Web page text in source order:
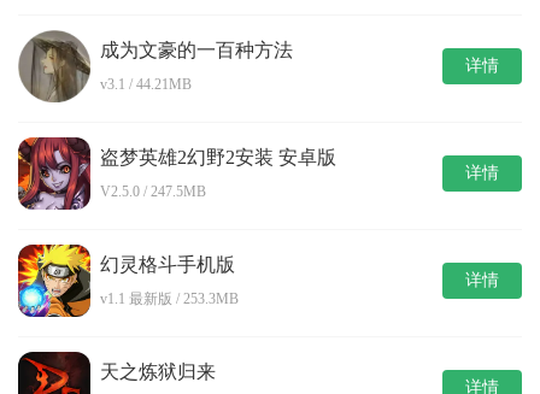
成为文豪的一百种方法
v3.1 / 44.21MB
详情
盗梦英雄2幻野2安装 安卓版
V2.5.0 / 247.5MB
详情
幻灵格斗手机版
v1.1 最新版 / 253.3MB
详情
天之炼狱归来
详情